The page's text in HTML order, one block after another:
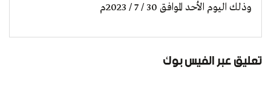
وذلك اليوم الأحد الموافق 30 / 7 / 2023م
تعليق عبر الفيس بوك